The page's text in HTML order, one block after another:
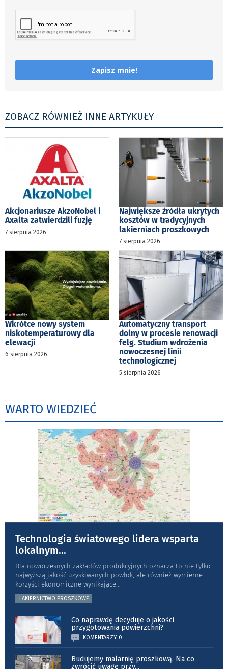
Zapisz mnie!
ZOBACZ RÓWNIEŻ INNE ARTYKUŁY
Akcjonariusze AkzoNobel i
Axalta zatwierdzili fuzję
7 sierpnia 2026
Największe źródła ukrytych
kosztów w tradycyjnych
lakierniach proszkowych
7 sierpnia 2026
Wkrótce nowy system
niskotemperaturowy dla
elewacji
6 sierpnia 2026
Automatyczny transport
dolny w procesie renowacji
felg. Studium wdrożenia
nowoczesnej linii
technologicznej
5 sierpnia 2026
WARTO WIEDZIEĆ
Technologia światowego lidera wsparta
lokalnym...
Dla nowoczesnych zakładów produkcyjnych oznacza to nie tylko
najwyższą jakość uzyskiwanych powłok, ale również wymierne
korzyści ekonomiczne wynikające...
LAKIERNICTWO PROSZKOWE
Co naprawdę decyduje o jakości
przygotowania powierzchni?
KOMENTARZY: 0
Budujemy malarnię proszkową. Na co
zwrócić uwagę przy...